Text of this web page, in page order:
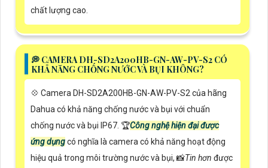
chất lượng cao.
️💭 CAMERA DH-SD2A200HB-GN-AW-PV-S2 CÓ
KHẢ NĂNG CHỐNG NƯỚC VÀ BỤI KHÔNG?
💠 Camera DH-SD2A200HB-GN-AW-PV-S2 của hãng
Dahua có khả năng chống nước và bụi với chuẩn
chống nước và bụi IP67. 🏆Công nghệ hiện đại được
ứng dụngcó nghĩa là camera có khả năng hoạt động
hiệu quả trong môi trường nước và bụi, 📸Tin hơn được